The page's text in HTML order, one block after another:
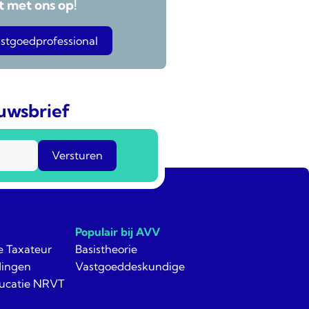
met ons op!
Taxateur
NRVT
Populair bij AVV
Basistheorie
Vastgoeddeskundige